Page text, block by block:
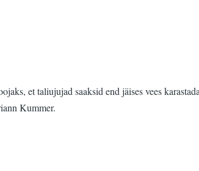
et taliujujad saaksid end jäises vees
Kummer.